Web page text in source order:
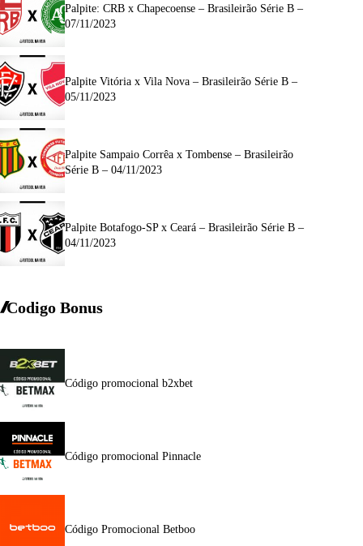
Palpite: CRB x Chapecoense – Brasileirão Série B –
07/11/2023
Palpite Vitória x Vila Nova – Brasileirão Série B –
05/11/2023
Palpite Sampaio Corrêa x Tombense – Brasileirão
Série B – 04/11/2023
Palpite Botafogo-SP x Ceará – Brasileirão Série B –
04/11/2023
Codigo Bonus
Código promocional b2xbet
Código promocional Pinnacle
Código Promocional Betboo